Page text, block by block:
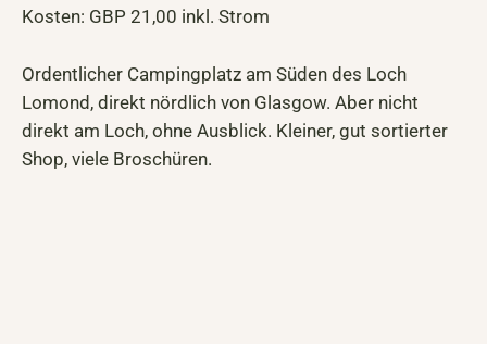
Kosten: GBP 21,00 inkl. Strom
Ordentlicher Campingplatz am Süden des Loch
Lomond, direkt nördlich von Glasgow. Aber nicht
direkt am Loch, ohne Ausblick. Kleiner, gut sortierter
Shop, viele Broschüren.